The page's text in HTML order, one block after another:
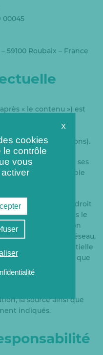
00045
59100 Roubaix – France
« le contenu ») est
de la charte
des éléments
(textes, illustrations).
Coriance ou de ses
législation applicable
du site le droit
contenu du site dans le
privé et non
mise en réseau,
totale ou partielle
et à quelque fin que
sauf autorisation
Coriance.
la source ainsi que
indiqués.
X
cookies
le contrôle
vous